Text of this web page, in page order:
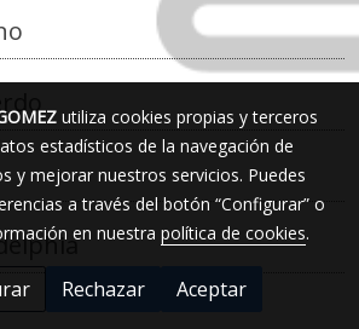
utiliza cookies propias y terceros
estadísticos de la navegación de
y mejorar nuestros servicios. Puedes
a través del botón “Configurar” o
en nuestra política de cookies.
Rechazar Aceptar